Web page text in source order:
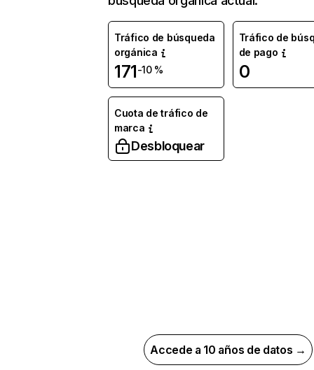
Tráfico de búsqueda
orgánica
171-10 %
Tráfico de
de pago
0
Cuota de tráfico de
marca
Desbloquear
Accede a 10 años de datos →